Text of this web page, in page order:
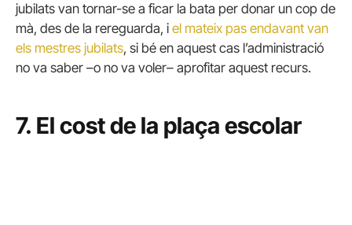
jubilats van tornar-se a ficar la bata per donar un cop de
mà, des de la rereguarda, i el mateix pas endavant van
els mestres jubilats, si bé en aquest cas l’administració
no va saber –o no va voler– aprofitar aquest recurs.
7. El cost de la plaça escolar